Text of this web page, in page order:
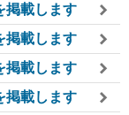
掲載します
掲載します
掲載します
掲載します